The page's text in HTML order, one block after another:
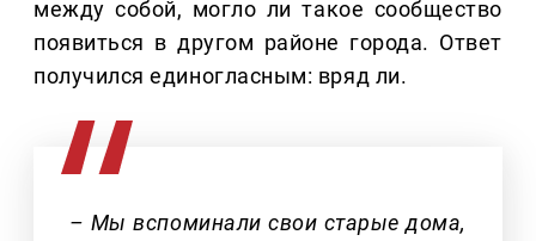
между собой, могло ли такое сообщество
появиться в другом районе города. Ответ
получился единогласным: вряд ли.
– Мы вспоминали свои старые дома,